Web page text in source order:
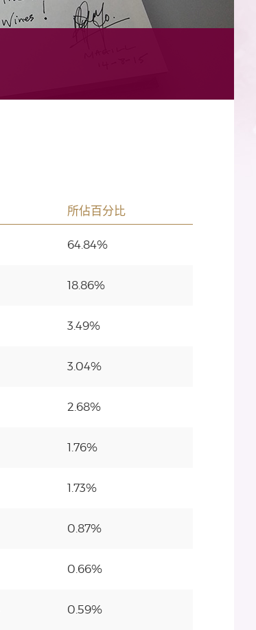
所佔百分比
64.84%
18.86%
3.49%
3.04%
2.68%
1.76%
1.73%
0.87%
0.66%
0.59%